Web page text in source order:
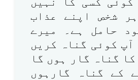
شخص اپنے عذاب
حامل ہے۔ میرے
آپ کوئی گناہ کریں
گناہ گار ہوں گا
کے گناہ گارہوں